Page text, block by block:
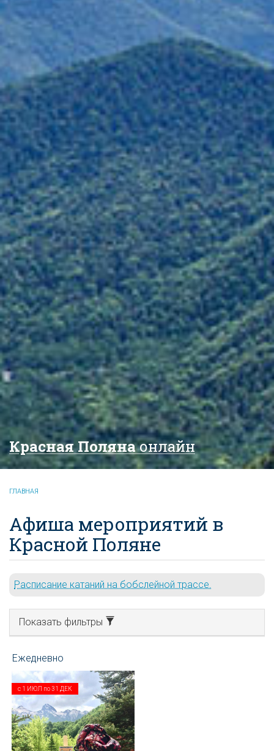
Красная Полянаонлайн
ГЛАВНАЯ
Афиша мероприятий в
Красной Поляне
Расписание катаний на бобслейной трассе.
Показать фильтры
с 1 ИЮЛ по31 ДЕК